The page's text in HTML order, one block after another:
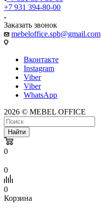
+7 931 394-80-00
Заказать звонок
mebeloffice.spb@gmail.com
Вконтакте
Instagram
Viber
Viber
WhatsApp
2026 © MEBEL OFFICE
Найти
0
0
0
Корзина